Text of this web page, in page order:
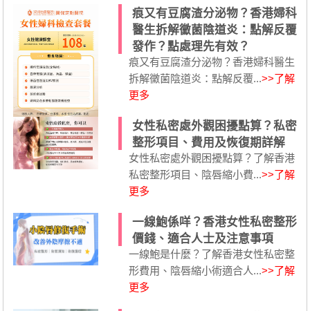
痕又有豆腐渣分泌物？香港婦科
醫生拆解黴菌陰道炎：點解反覆
發作？點處理先有效？
痕又有豆腐渣分泌物？香港婦科醫生
拆解黴菌陰道炎：點解反覆...>>了解
更多
女性私密處外觀困擾點算？私密
整形項目、費用及恢復期詳解
女性私密處外觀困擾點算？了解香港
私密整形項目、陰唇縮小費...>>了解
更多
一線鮑係咩？香港女性私密整形
價錢、適合人士及注意事項
一線鮑是什麼？了解香港女性私密整
形費用、陰唇縮小術適合人...>>了解
更多